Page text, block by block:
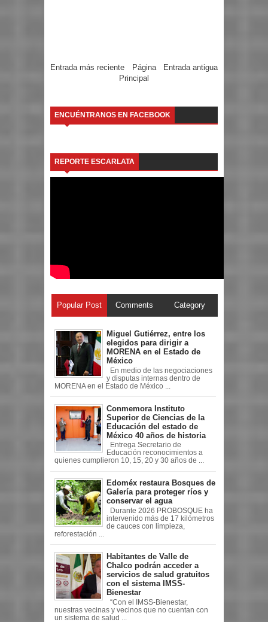
Entrada más reciente Entrada antigua
Página
Principal
ENCUÉNTRANOS EN FACEBOOK
REPORTE ESCARLATA
Popular Post Comments Category
Miguel Gutiérrez, entre los
elegidos para dirigir a
MORENA en el Estado de
México
En medio de las negociaciones
y disputas internas dentro de
MORENA en el Estado de México ...
Conmemora Instituto
Superior de Ciencias de la
Educación del estado de
México 40 años de historia
Entrega Secretario de
Educación reconocimientos a
quienes cumplieron 10, 15, 20 y 30 años de ...
Edoméx restaura Bosques de
Galería para proteger ríos y
conservar el agua
Durante 2026 PROBOSQUE ha
intervenido más de 17 kilómetros
de cauces con limpieza,
reforestación ...
Habitantes de Valle de
Chalco podrán acceder a
servicios de salud gratuitos
con el sistema IMSS-
Bienestar
“Con el IMSS-Bienestar,
nuestras vecinas y vecinos que no cuentan con
un sistema de salud ...